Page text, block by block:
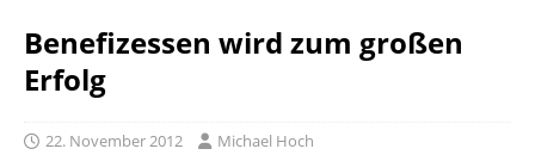
Benefizessen wird zum großen
Erfolg
22. November 2012 Michael Hoch